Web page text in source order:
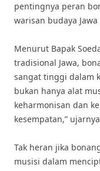
pentingnya peran
warisan budaya
Menurut Bapak
tradisional Jawa,
sangat tinggi dalam
bukan hanya alat
keharmonisan dan
kesempatan,”
Tak heran jika
musisi dalam